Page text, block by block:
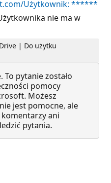
Użytkownik: ******
nie ma w
| Do użytku
To pytanie zostało
pomocy
Możesz
jest pomocne, ale
ani
pytania.